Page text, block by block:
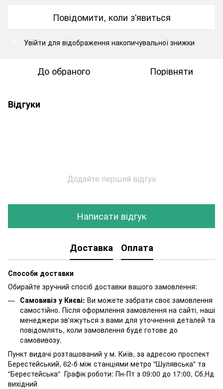
Повідомити, коли з'явиться
Увійти для відображення накопичувальної знижки
До обраного Порівняти
Відгуки
Додайте перший відгук
Написати відгук
Доставка Оплата
Способи доставки
Обирайте зручний спосіб доставки вашого замовлення:
Самовивіз у Києві: Ви можете забрати своє замовлення
самостійно. Після оформлення замовлення на сайті, наші
менеджери зв'яжуться з вами для уточнення деталей та
повідомлять, коли замовлення буде готове до
самовивозу.
Пункт видачі розташований у м. Київ, за адресою проспект
Берестейський, 62-б між станціями метро "Шулявська" та
"Берестейська" Графік роботи: Пн-Пт з 09:00 до 17:00, Сб,Нд
вихідний